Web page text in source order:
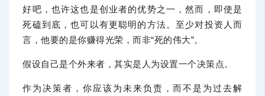
好吧，也许这也是创业者的优势之一，然而，即使是
死磕到底，也可以有更聪明的方法。至少对投资人而
言，他要的是你赚得光荣，而非“死的伟大”。
假设自己是个外来者，其实是人为设置一个决策点。
作为决策者，你应该为未来负责，而不是为过去解